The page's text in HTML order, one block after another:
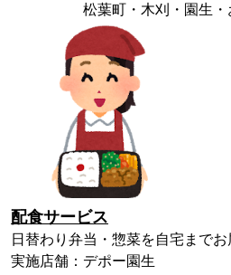
松葉町・木刈・園生・お
配食サービス
日替わり弁当・惣菜を自宅までお
実施店舗：デポー園生